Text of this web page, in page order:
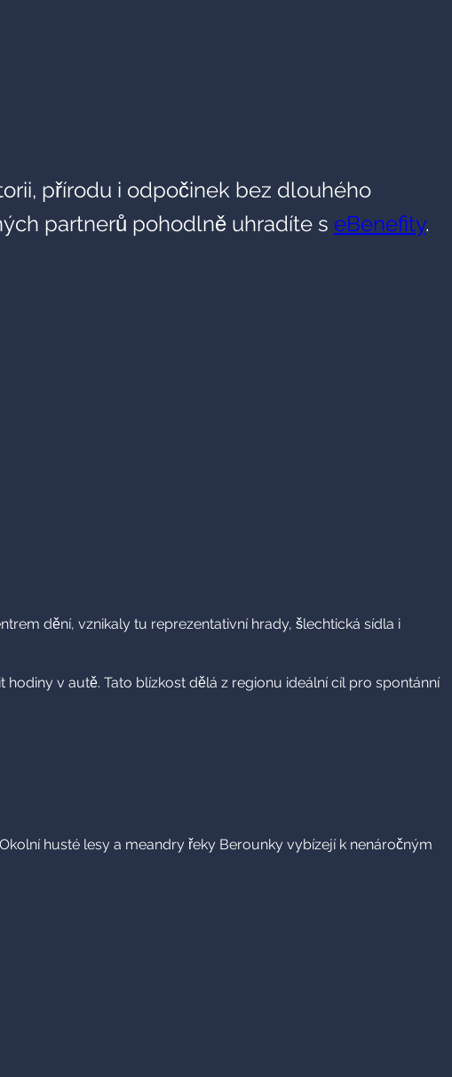
přírodu i odpočinek bez dlouhého
partnerů pohodlně uhradíte s eBenefity.
dění, vznikaly tu reprezentativní hrady, šlechtická sídla i
v autě. Tato blízkost dělá z regionu ideální cíl pro spontánní
husté lesy a meandry řeky Berounky vybízejí k nenáročným